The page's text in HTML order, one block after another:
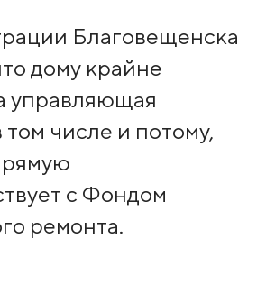
Благовещенска
дому крайне
управляющая
том числе и потому,
с Фондом
ремонта.